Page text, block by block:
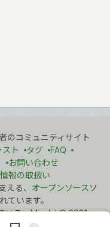
コミュニティサイト
ト タグ
FAQ
お問い合わせ
報の取扱い
える、 オープンソース ソ
ています。
いる。Migdal©2021 -